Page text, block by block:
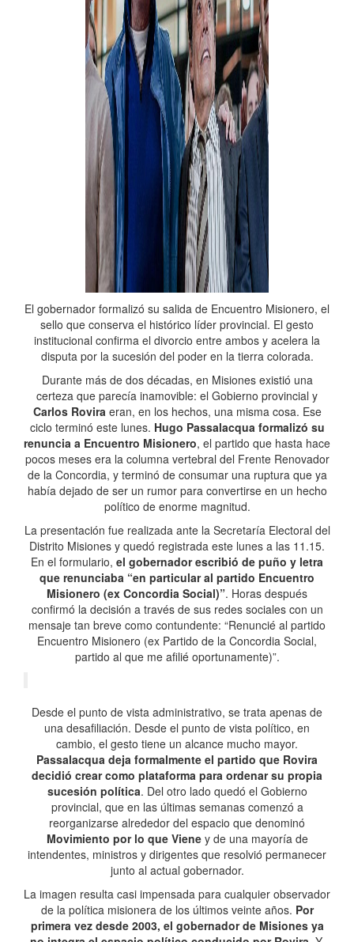
El gobernador formalizó su salida de Encuentro Misionero, el
sello que conserva el histórico líder provincial. El gesto
institucional confirma el divorcio entre ambos y acelera la
disputa por la sucesión del poder en la tierra colorada.
Durante más de dos décadas, en Misiones existió una
certeza que parecía inamovible: el Gobierno provincial y
Carlos Roviraeran, en los hechos, una misma cosa. Ese
ciclo terminó este lunes. Hugo Passalacqua formalizó su
renuncia a Encuentro Misionero, el partido que hasta hace
pocos meses era la columna vertebral del Frente Renovador
de la Concordia, y terminó de consumar una ruptura que ya
había dejado de ser un rumor para convertirse en un hecho
político de enorme magnitud.
La presentación fue realizada ante la Secretaría Electoral del
Distrito Misiones y quedó registrada este lunes a las 11.15.
En el formulario, el gobernador escribió de puño y letra
que renunciaba “en particular al partido Encuentro
Misionero (ex Concordia Social)”. Horas después
confirmó la decisión a través de sus redes sociales con un
mensaje tan breve como contundente: “Renuncié al partido
Encuentro Misionero (ex Partido de la Concordia Social,
partido al que me afilié oportunamente)”.
Desde el punto de vista administrativo, se trata apenas de
una desafiliación. Desde el punto de vista político, en
cambio, el gesto tiene un alcance mucho mayor.
Passalacqua deja formalmente el partido que Rovira
decidió crear como plataforma para ordenar su propia
sucesión política. Del otro lado quedó el Gobierno
provincial, que en las últimas semanas comenzó a
reorganizarse alrededor del espacio que denominó
Movimiento por lo que Vieney de una mayoría de
intendentes, ministros y dirigentes que resolvió permanecer
junto al actual gobernador.
La imagen resulta casi impensada para cualquier observador
de la política misionera de los últimos veinte años. Por
primera vez desde 2003, el gobernador de Misiones ya